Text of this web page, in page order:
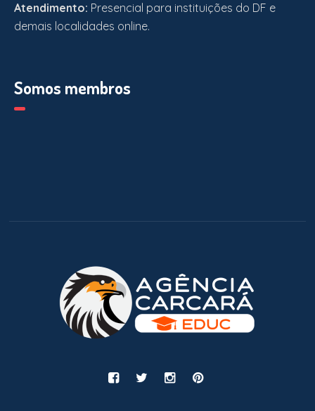
Atendimento: Presencial para instituições do DF e
demais localidades online.
Somos membros